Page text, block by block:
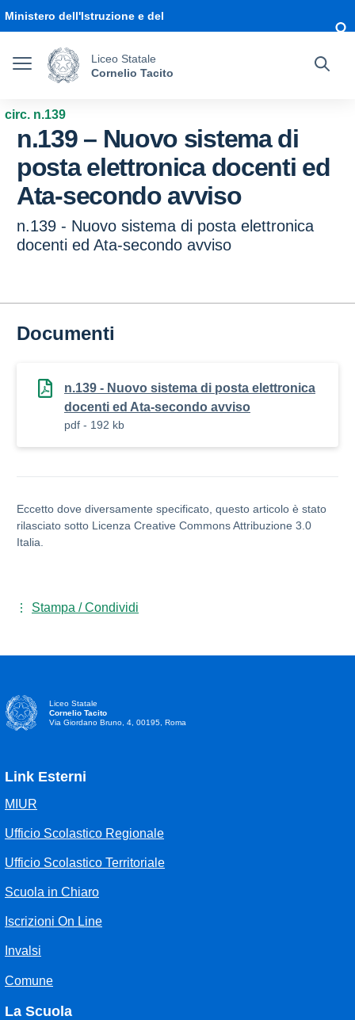
Ministero dell'Istruzione e del
Liceo Statale
Cornelio Tacito
circ. n.139
n.139 – Nuovo sistema di
posta elettronica docenti ed
Ata-secondo avviso
n.139 - Nuovo sistema di posta elettronica
docenti ed Ata-secondo avviso
Documenti
n.139 - Nuovo sistema di posta elettronica
docenti ed Ata-secondo avviso
pdf - 192 kb
Eccetto dove diversamente specificato, questo articolo è stato
rilasciato sotto Licenza Creative Commons Attribuzione 3.0
Italia.
Stampa / Condividi
Liceo Statale
Cornelio Tacito
Via Giordano Bruno, 4, 00195, Roma
Link Esterni
MIUR
Ufficio Scolastico Regionale
Ufficio Scolastico Territoriale
Scuola in Chiaro
Iscrizioni On Line
Invalsi
Comune
La Scuola